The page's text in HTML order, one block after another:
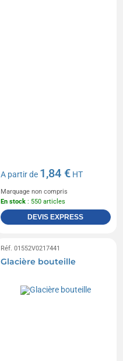
A partir de 1,84 € HT
Marquage non compris
En stock : 550 articles
DEVIS EXPRESS
Réf. 01552V0217441
Glacière bouteille